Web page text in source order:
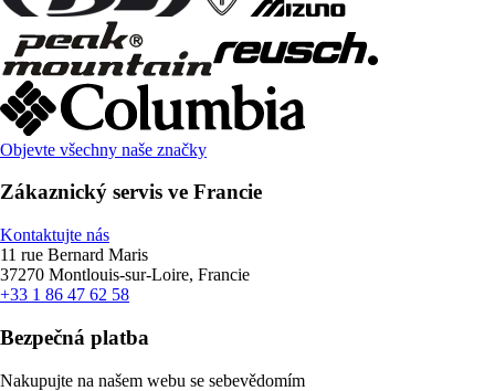
Objevte všechny naše značky
Zákaznický servis ve Francie
Kontaktujte nás
11 rue Bernard Maris
37270 Montlouis-sur-Loire, Francie
+33 1 86 47 62 58
Bezpečná platba
Nakupujte na našem webu se sebevědomím